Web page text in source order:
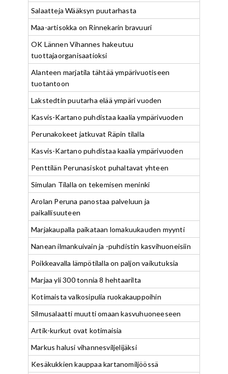
Salaatteja Wääksyn puutarhasta
Maa-artisokka on Rinnekarin bravuuri
OK Lännen Vihannes hakeutuu
tuottajaorganisaatioksi
Alanteen marjatila tähtää ympärivuotiseen
tuotantoon
Lakstedtin puutarha elää ympäri vuoden
Kasvis-Kartano puhdistaa kaalia ympärivuoden
Perunakokeet jatkuvat Räpin tilalla
Kasvis-Kartano puhdistaa kaalia ympärivuoden
Penttilän Perunasiskot puhaltavat yhteen
Simulan Tilalla on tekemisen meninki
Arolan Peruna panostaa palveluun ja
paikallisuuteen
Marjakaupalla paikataan lomakuukauden myynti
Nanean ilmankuivain ja -puhdistin kasvihuoneisiin
Poikkeavalla lämpötilalla on paljon vaikutuksia
Marjaa yli 300 tonnia 8 hehtaarilta
Kotimaista valkosipulia ruokakauppoihin
Silmusalaatti muutti omaan kasvuhuoneeseen
Artik-kurkut ovat kotimaisia
Markus halusi vihannesviljelijäksi
Kesäkukkien kauppaa kartanomiljöössä